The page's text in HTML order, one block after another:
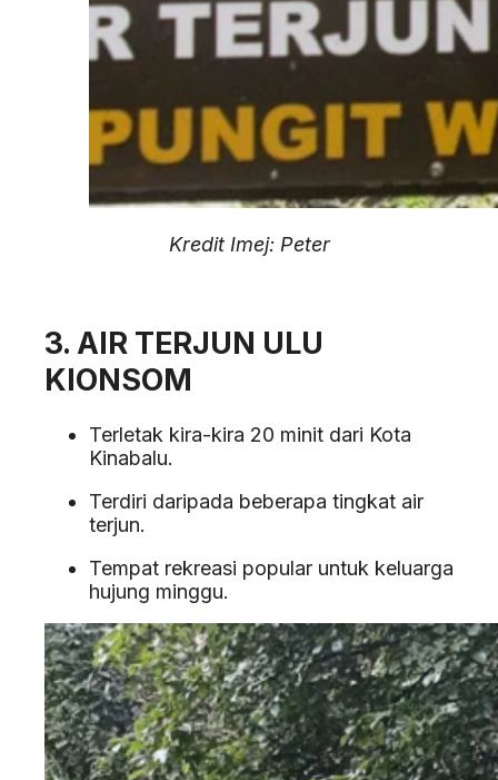
Kredit Imej: Peter
3. AIR TERJUN ULU
KIONSOM
Terletak kira-kira 20 minit dari Kota
Kinabalu.
Terdiri daripada beberapa tingkat air
terjun.
Tempat rekreasi popular untuk keluarga
hujung minggu.